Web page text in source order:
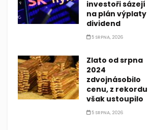
investoři sázejí
na plán výplaty
dividend
5 SRPNA, 2026
Zlato od srpna
2024
zdvojnásobilo
cenu, z rekordu
však ustoupilo
5 SRPNA, 2026